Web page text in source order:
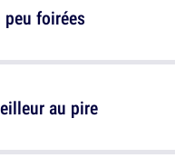
foirées
au pire